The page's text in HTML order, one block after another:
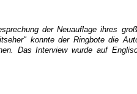
der Neuauflage ihres
konnte der Ringbote die
Das Interview wurde auf